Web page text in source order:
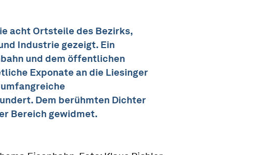
acht Ortsteile des Bezirks,
Industrie gezeigt. Ein
und dem öffentlichen
Exponate an die Liesinger
Dem berühmten Dichter
Bereich gewidmet.